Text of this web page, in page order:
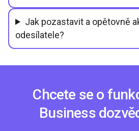
Jak pozastavit a opětovně
odesílatele?
Chcete se o
Business